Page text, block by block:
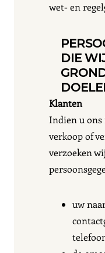
wet- en
DIE
Klanten
Indien u ons
verkoop of
verzoeken
uw